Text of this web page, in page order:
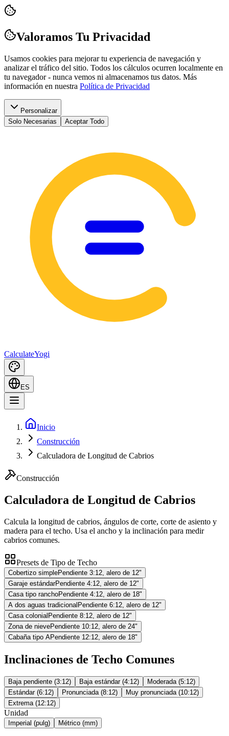
Valoramos Tu Privacidad
Usamos cookies para mejorar tu experiencia de navegación y
analizar el tráfico del sitio. Todos los cálculos ocurren localmente en
tu navegador - nunca vemos ni almacenamos tus datos. Más
información en nuestra Política de Privacidad
Personalizar
Solo Necesarias
Aceptar Todo
CalculateYogi
ES
Inicio
Construcción
Calculadora de Longitud de Cabrios
Construcción
Calculadora de Longitud de Cabrios
Calcula la longitud de cabrios, ángulos de corte, corte de asiento y
madera para el techo. Usa el ancho y la inclinación para medir
cabrios comunes.
Presets de Tipo de Techo
Cobertizo simplePendiente 3:12, alero de 12"
Garaje estándarPendiente 4:12, alero de 12"
Casa tipo ranchoPendiente 4:12, alero de 18"
A dos aguas tradicionalPendiente 6:12, alero de 12"
Casa colonialPendiente 8:12, alero de 12"
Zona de nievePendiente 10:12, alero de 24"
Cabaña tipo APendiente 12:12, alero de 18"
Inclinaciones de Techo Comunes
Baja pendiente (3:12) Baja estándar (4:12)
Moderada (5:12)
Estándar (6:12)
Pronunciada (8:12)
Muy pronunciada (10:12)
Extrema (12:12)
Unidad
Imperial (pulg) Métrico (mm)